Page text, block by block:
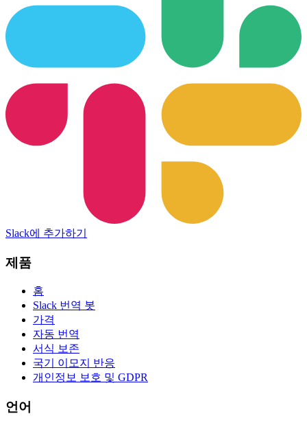
Slack에 추가하기
제품
홈
Slack 번역 봇
가격
자동 번역
서식 보존
국기 이모지 반응
개인정보 보호 및 GDPR
언어